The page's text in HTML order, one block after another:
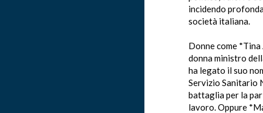
incidendo
società italiana.
Donne come *Tina
donna ministro
ha legato il suo
Servizio Sanitario
battaglia per la
lavoro. Oppure